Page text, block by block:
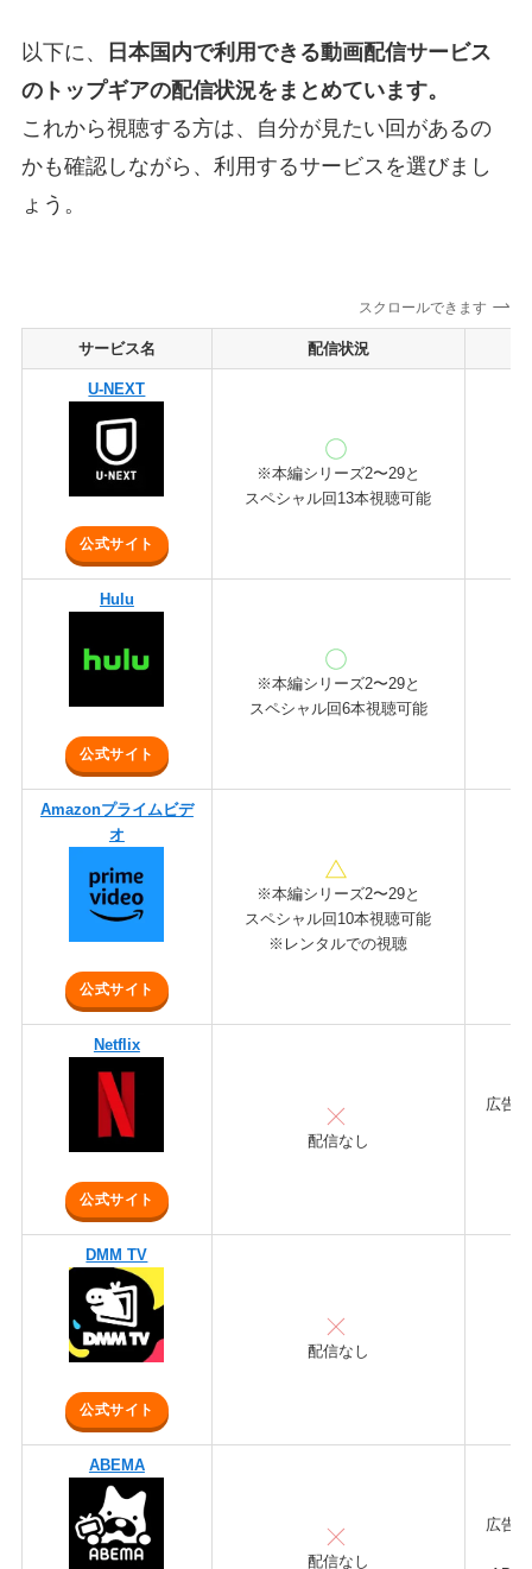
以下に、
日本国内で利用できる動画配信サービス
のトップギアの配信状況をまとめています。
これから視聴する方は、自分が見たい回があるの
かも確認しながら、利用するサービスを選びまし
ょう。
スクロールできます
サービス名 配信状況
U-NEXT
公式サイト
※本編シリーズ2〜29と
スペシャル回13本視聴可能
Hulu
公式サイト
※本編シリーズ2〜29と
スペシャル回6本視聴可能
Amazonプライムビデ
オ
公式サイト
※本編シリーズ2〜29と
スペシャル回10本視聴可能
※レンタルでの視聴
Netflix
公式サイト
配信なし
広告
DMM TV
公式サイト
配信なし
ABEMA
配信なし
広告